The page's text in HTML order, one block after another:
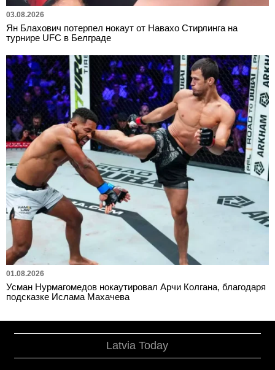
03.08.2026
Ян Блахович потерпел нокаут от Навахо Стирлинга на
турнире UFC в Белграде
01.08.2026
Усман Нурмагомедов нокаутировал Арчи Колгана, благодаря
подсказке Ислама Махачева
Latvia Today